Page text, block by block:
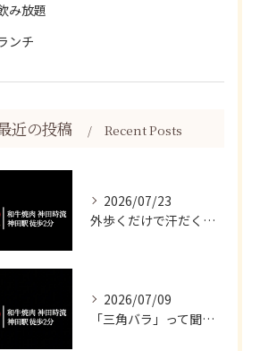
み放題
ンチ
近の投稿 Recent Posts
2026/07/23
外歩くだけで汗だくになる暑さですね💦
2026/07/09
「三角バラ」って聞くと脂っこいイメージが強いかもしれませんが...